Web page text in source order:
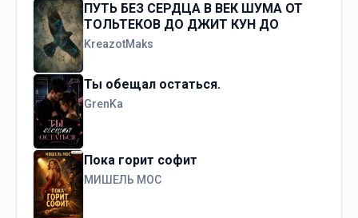
ПУТЬ БЕЗ СЕРДЦА В ВЕК ШУМА ОТ
ТОЛЬТЕКОВ ДО ДЖИТ КУН ДО
KreazotMaks
Ты обещал остаться.
GrenKa
Пока горит софит
МИШЕЛЬ МОС